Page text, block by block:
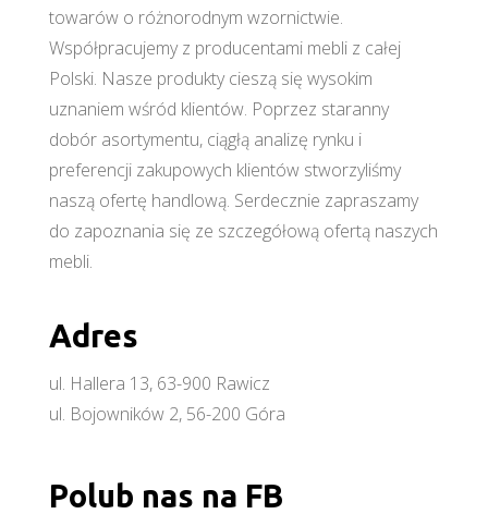
towarów o różnorodnym wzornictwie.
Współpracujemy z producentami mebli z całej
Polski. Nasze produkty cieszą się wysokim
uznaniem wśród klientów. Poprzez staranny
dobór asortymentu, ciągłą analizę rynku i
preferencji zakupowych klientów stworzyliśmy
naszą ofertę handlową. Serdecznie zapraszamy
do zapoznania się ze szczegółową ofertą naszych
mebli.
Adres
ul. Hallera 13, 63-900 Rawicz
ul. Bojowników 2, 56-200 Góra
Polub nas na FB